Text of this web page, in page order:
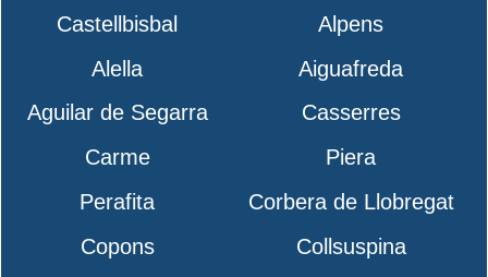
Castellbisbal
Alpens
Alella
Aiguafreda
Aguilar de Segarra
Casserres
Carme
Piera
Perafita
Corbera de Llobregat
Copons
Collsuspina